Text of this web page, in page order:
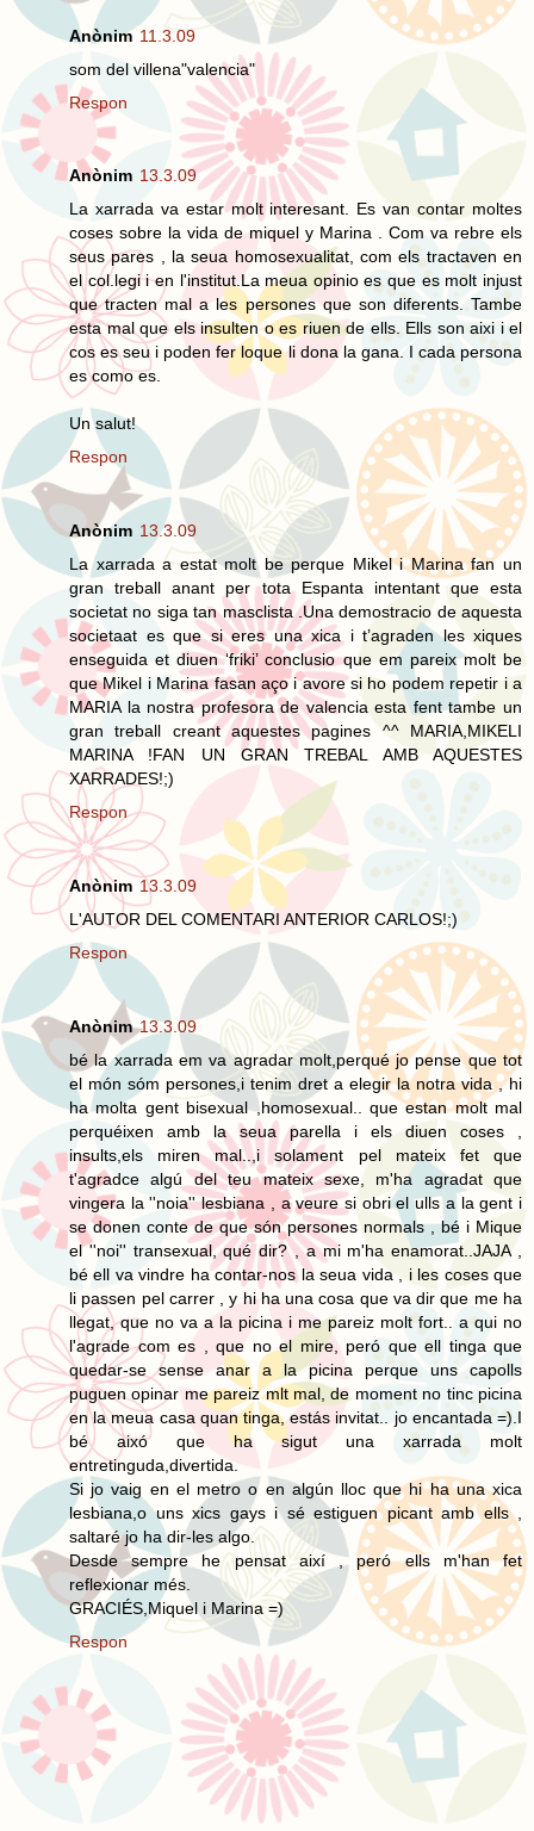
Anònim 11.3.09
som del villena"valencia"
Respon
Anònim 13.3.09
La xarrada va estar molt interesant. Es van contar moltes
coses sobre la vida de miquel y Marina . Com va rebre els
seus pares , la seua homosexualitat, com els tractaven en
el col.legi i en l'institut.La meua opinio es que es molt injust
que tracten mal a les persones que son diferents. Tambe
esta mal que els insulten o es riuen de ells. Ells son aixi i el
cos es seu i poden fer loque li dona la gana. I cada persona
es como es.
Un salut!
Respon
Anònim 13.3.09
La xarrada a estat molt be perque Mikel i Marina fan un
gran treball anant per tota Espanta intentant que esta
societat no siga tan masclista .Una demostracio de aquesta
societaat es que si eres una xica i t’agraden les xiques
enseguida et diuen ‘friki’ conclusio que em pareix molt be
que Mikel i Marina fasan aço i avore si ho podem repetir i a
MARIA la nostra profesora de valencia esta fent tambe un
gran treball creant aquestes pagines ^^ MARIA,MIKELI
MARINA !FAN UN GRAN TREBAL AMB AQUESTES
XARRADES!;)
Respon
Anònim 13.3.09
L'AUTOR DEL COMENTARI ANTERIOR CARLOS!;)
Respon
Anònim 13.3.09
bé la xarrada em va agradar molt,perqué jo pense que tot
el món sóm persones,i tenim dret a elegir la notra vida , hi
ha molta gent bisexual ,homosexual.. que estan molt mal
perquéixen amb la seua parella i els diuen coses ,
insults,els miren mal..,i solament pel mateix fet que
t'agradce algú del teu mateix sexe, m'ha agradat que
vingera la ''noia'' lesbiana , a veure si obri el ulls a la gent i
se donen conte de que són persones normals , bé i Mique
el ''noi'' transexual, qué dir? , a mi m'ha enamorat..JAJA ,
bé ell va vindre ha contar-nos la seua vida , i les coses que
li passen pel carrer , y hi ha una cosa que va dir que me ha
llegat, que no va a la picina i me pareiz molt fort.. a qui no
l'agrade com es , que no el mire, peró que ell tinga que
quedar-se sense anar a la picina perque uns capolls
puguen opinar me pareiz mlt mal, de moment no tinc picina
en la meua casa quan tinga, estás invitat.. jo encantada =).I
bé aixó que ha sigut una xarrada molt
entretinguda,divertida.
Si jo vaig en el metro o en algún lloc que hi ha una xica
lesbiana,o uns xics gays i sé estiguen picant amb ells ,
saltaré jo ha dir-les algo.
Desde sempre he pensat així , peró ells m'han fet
reflexionar més.
GRACIÉS,Miquel i Marina =)
Respon